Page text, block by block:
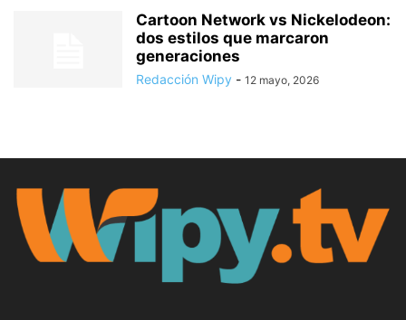
Cartoon Network vs Nickelodeon:
dos estilos que marcaron
generaciones
Redacción Wipy - 12 mayo, 2026